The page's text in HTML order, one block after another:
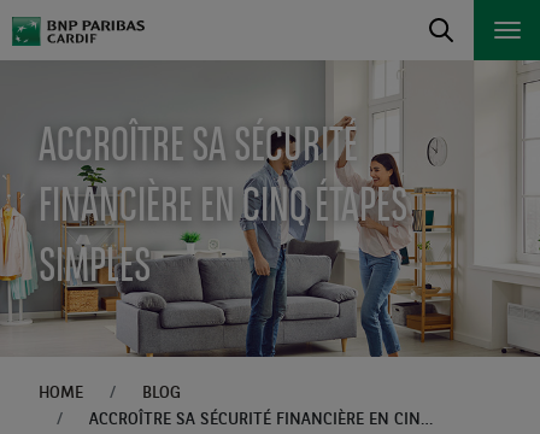
ACCROÎTRE SA SÉCURITÉ
FINANCIÈRE EN CINQ ÉTAPES
SIMPLES
HOME
BLOG
ACCROÎTRE SA SÉCURITÉ FINANCIÈRE EN CINQ ÉTAPES SIMPLES